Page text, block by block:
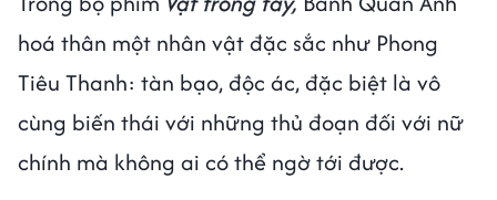
hoá thân một nhân vật đặc sắc như Phong
Tiêu Thanh: tàn bạo, độc ác, đặc biệt là vô
cùng biến thái với những thủ đoạn đối với nữ
chính mà không ai có thể ngờ tới được.